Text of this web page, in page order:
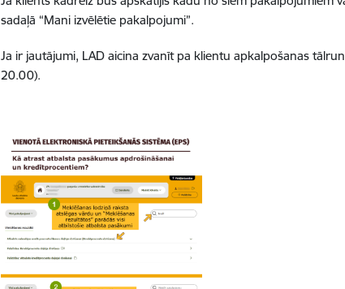
sadaļā “Mani izvēlētie pakalpojumi”.
Ja ir jautājumi, LAD aicina zvanīt pa klientu apkalpošanas
20.00).